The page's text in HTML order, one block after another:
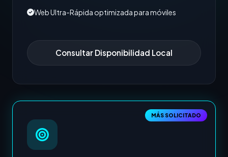
Web Ultra-Rápida optimizada para móviles
Consultar Disponibilidad Local
MÁS SOLICITADO